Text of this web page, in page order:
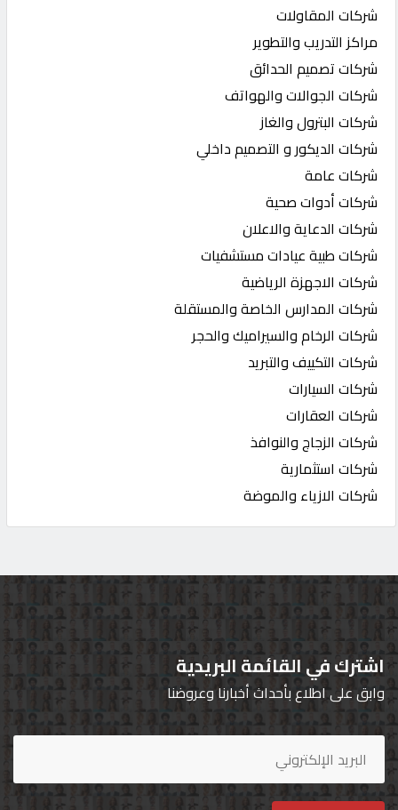
شركات المقاولات
مراكز التدريب والتطوير
شركات تصميم الحدائق
شركات الجوالات والهواتف
شركات البترول والغاز
شركات الديكور و التصميم داخلي
شركات عامة
شركات أدوات صحية
شركات الدعاية والاعلان
شركات طبية عيادات مستشفيات
شركات الاجهزة الرياضية
شركات المدارس الخاصة والمستقلة
شركات الرخام والسيراميك والحجر
شركات التكييف والتبريد
شركات السيارات
شركات العقارات
شركات الزجاج والنوافذ
شركات استثمارية
شركات الازياء والموضة
اشترك في القائمة البريدية
وابق على اطلاع بأحداث أخبارنا وعروضنا